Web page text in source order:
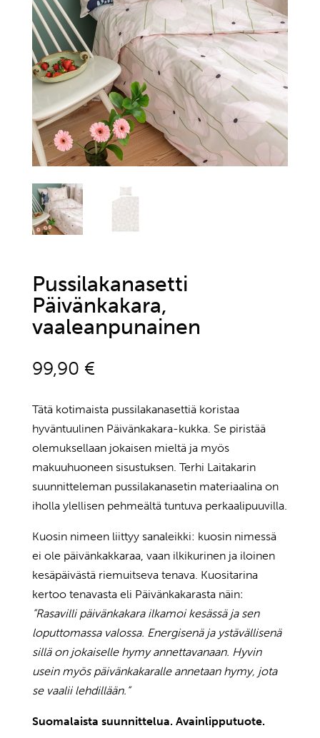
Pussilakanasetti
Päivänkakara,
vaaleanpunainen
99,90 €
Tätä kotimaista pussilakanasettiä koristaa
hyväntuulinen Päivänkakara-kukka. Se piristää
olemuksellaan jokaisen mieltä ja myös
makuuhuoneen sisustuksen. Terhi Laitakarin
suunnitteleman pussilakanasetin materiaalina on
iholla ylellisen pehmeältä tuntuva perkaalipuuvilla.
Kuosin nimeen liittyy sanaleikki: kuosin nimessä
ei ole päivänkakkaraa, vaan ilkikurinen ja iloinen
kesäpäivästä riemuitseva tenava. Kuositarina
kertoo tenavasta eli Päivänkakarasta näin:
”Rasavilli päivänkakara ilkamoi kesässä ja sen
loputtomassa valossa. Energisenä ja ystävällisenä
sillä on jokaiselle hymy annettavanaan. Hyvin
usein myös päivänkakaralle annetaan hymy, jota
se vaalii lehdillään.”
Suomalaista suunnittelua. Avainlipputuote.